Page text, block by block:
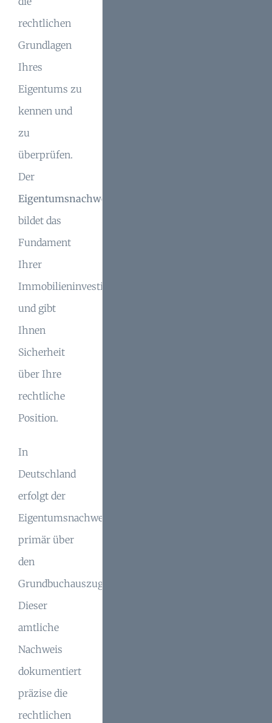
rechtlichen
Grundlagen
Ihres
Eigentums zu
kennen und
zu
überprüfen.
Der
Eigentumsnachweis
bildet das
Fundament
Ihrer
Immobilieninvestition
und gibt
Ihnen
Sicherheit
über Ihre
rechtliche
Position.
In
Deutschland
erfolgt der
Eigentumsnachweis
primär über
den
Grundbuchauszug.
Dieser
amtliche
Nachweis
dokumentiert
präzise die
rechtlichen